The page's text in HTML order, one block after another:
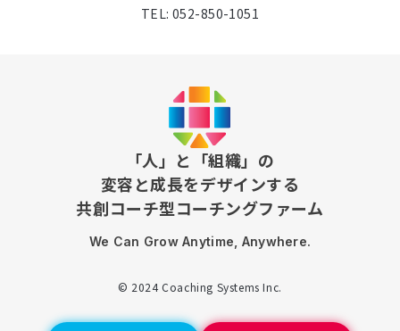
TEL: 052-850-1051
「人」と「組織」の
変容と成長をデザインする
共創コーチ型コーチングファーム
We Can Grow Anytime, Anywhere.
© 2024 Coaching Systems Inc.